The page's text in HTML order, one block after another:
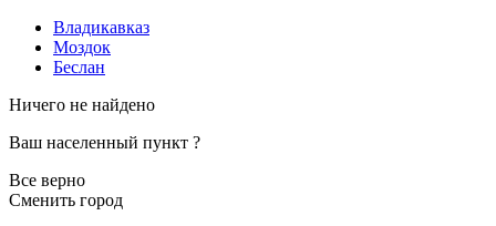
Владикавказ
Моздок
Беслан
Ничего не найдено
Ваш населенный пункт ?
Все верно
Сменить город